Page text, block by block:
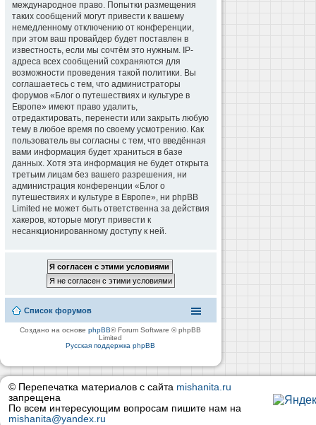
международное право. Попытки размещения
таких сообщений могут привести к вашему
немедленному отключению от конференции,
при этом ваш провайдер будет поставлен в
известность, если мы сочтём это нужным. IP-
адреса всех сообщений сохраняются для
возможности проведения такой политики. Вы
соглашаетесь с тем, что администраторы
форумов «Блог о путешествиях и культуре в
Европе» имеют право удалить,
отредактировать, перенести или закрыть любую
тему в любое время по своему усмотрению. Как
пользователь вы согласны с тем, что введённая
вами информация будет храниться в базе
данных. Хотя эта информация не будет открыта
третьим лицам без вашего разрешения, ни
администрация конференции «Блог о
путешествиях и культуре в Европе», ни phpBB
Limited не может быть ответственна за действия
хакеров, которые могут привести к
несанкционированному доступу к ней.
Список форумов
Создано на основеphpBB® Forum Software © phpBB
Limited
Русская поддержка phpBB
© Перепечатка материалов с сайта mishanita.ru
запрещена
По всем интересующим вопросам пишите нам на
mishanita@yandex.ru